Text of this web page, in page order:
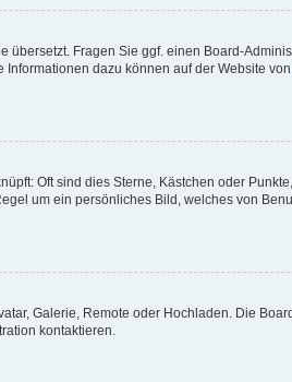
Fragen Sie ggf. einen Board-
dazu können auf der Website von
Oft sind dies Sterne, Kästchen oder
um ein persönliches Bild, welches von
Galerie, Remote oder Hochladen. Die
kontaktieren.